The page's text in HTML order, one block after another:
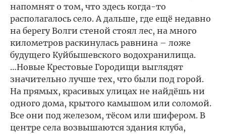
напомнят о том, что здесь когда-то
располагалось село. А дальше, где ещё недавно
на берегу Волги стеной стоял лес, на много
километров раскинулась равнина – ложе
будущего Куйбышевского водохранилища.
…Новые Крестовые Городищи выглядят
значительно лучше тех, что были под горой.
На прямых, красивых улицах не найдёшь ни
одного дома, крытого камышом или соломой.
Все они под железом, тёсом или шифером. В
центре села возвышаются здания клуба,